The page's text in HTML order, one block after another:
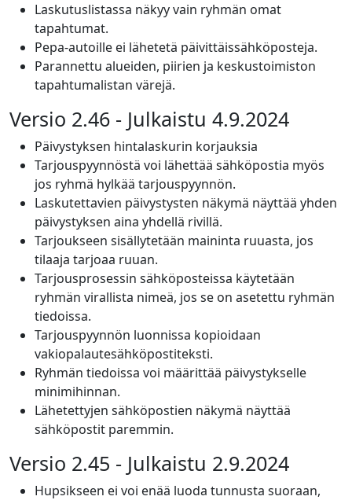
Laskutuslistassa näkyy vain ryhmän omat
tapahtumat.
Pepa-autoille ei lähetetä päivittäissähköposteja.
Parannettu alueiden, piirien ja keskustoimiston
tapahtumalistan värejä.
Versio 2.46 - Julkaistu 4.9.2024
Päivystyksen hintalaskurin korjauksia
Tarjouspyynnöstä voi lähettää sähköpostia myös
jos ryhmä hylkää tarjouspyynnön.
Laskutettavien päivystysten näkymä näyttää yhden
päivystyksen aina yhdellä rivillä.
Tarjoukseen sisällytetään maininta ruuasta, jos
tilaaja tarjoaa ruuan.
Tarjousprosessin sähköposteissa käytetään
ryhmän virallista nimeä, jos se on asetettu ryhmän
tiedoissa.
Tarjouspyynnön luonnissa kopioidaan
vakiopalautesähköpostiteksti.
Ryhmän tiedoissa voi määrittää päivystykselle
minimihinnan.
Lähetettyjen sähköpostien näkymä näyttää
sähköpostit paremmin.
Versio 2.45 - Julkaistu 2.9.2024
Hupsikseen ei voi enää luoda tunnusta suoraan,